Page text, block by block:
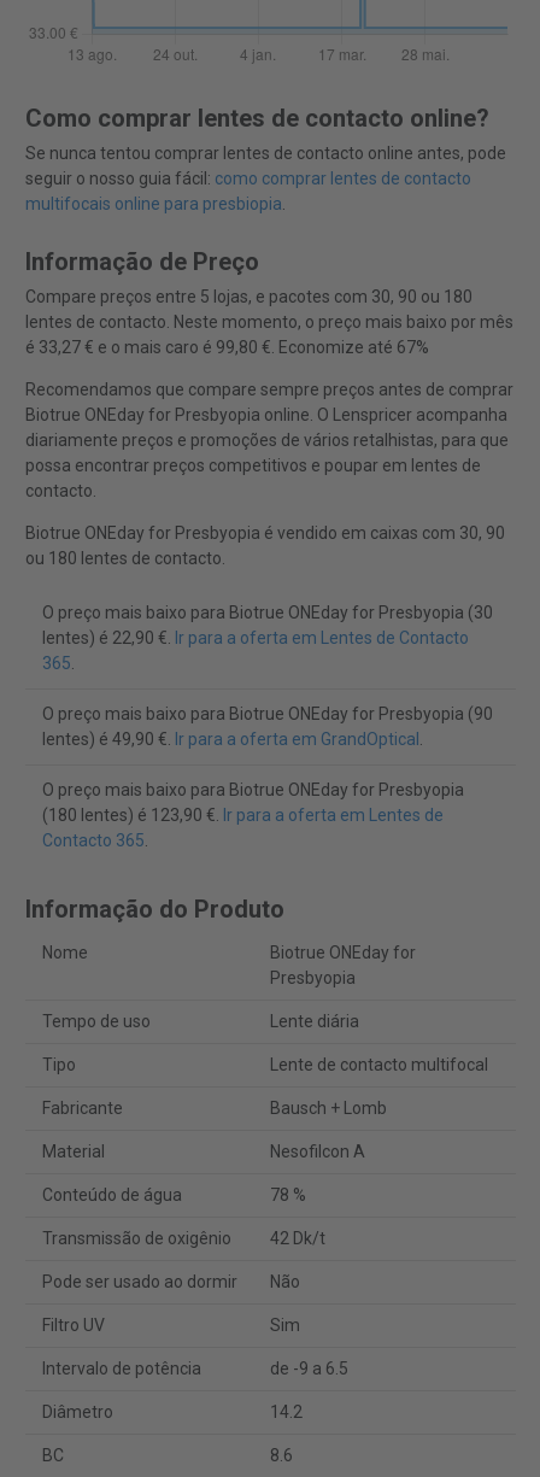
Como comprar lentes de contacto online?
Se nunca tentou comprar lentes de contacto online antes, pode
seguir o nosso guia fácil: como comprar lentes de contacto
multifocais online para presbiopia.
Informação de Preço
Compare preços entre 5 lojas, e pacotes com 30, 90 ou 180
lentes de contacto. Neste momento, o preço mais baixo por mês
é 33,27 € e o mais caro é 99,80 €. Economize até 67%
Recomendamos que compare sempre preços antes de comprar
Biotrue ONEday for Presbyopia online. O Lenspricer acompanha
diariamente preços e promoções de vários retalhistas, para que
possa encontrar preços competitivos e poupar em lentes de
contacto.
Biotrue ONEday for Presbyopia é vendido em caixas com 30, 90
ou 180 lentes de contacto.
O preço mais baixo para Biotrue ONEday for Presbyopia (30
lentes) é 22,90 €. Ir para a oferta em Lentes de Contacto
365.
O preço mais baixo para Biotrue ONEday for Presbyopia (90
lentes) é 49,90 €. Ir para a oferta em GrandOptical .
O preço mais baixo para Biotrue ONEday for Presbyopia
(180 lentes) é 123,90 €. Ir para a oferta em Lentes de
Contacto 365.
Informação do Produto
Nome
Biotrue ONEday for
Presbyopia
Tempo de uso Lente diária
Tipo Lente de contacto multifocal
Fabricante Bausch + Lomb
Material Nesofilcon A
Conteúdo de água 78 %
Transmissão de oxigênio 42 Dk/t
Pode ser usado ao dormir Não
Filtro UV Sim
Intervalo de potência de -9 a 6.5
Diâmetro 14.2
BC 8.6